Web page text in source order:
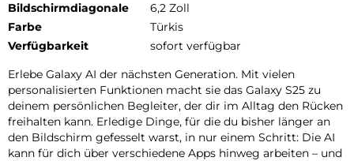
Bildschirmdiagonale
6,2 Zoll
Farbe
Türkis
Verfügbarkeit
sofort verfügbar
Erlebe Galaxy AI der nächsten Generation. Mit vielen
personalisierten Funktionen macht sie das Galaxy S25 zu
deinem persönlichen Begleiter, der dir im Alltag den Rücken
freihalten kann. Erledige Dinge, für die du bisher länger an
den Bildschirm gefesselt warst, in nur einem Schritt: Die AI
kann für dich über verschiedene Apps hinweg arbeiten – und